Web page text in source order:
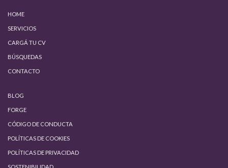
HOME
SERVICIOS
CARGÁ TU CV
BÚSQUEDAS
CONTACTO
BLOG
FORGE
CÓDIGO DE CONDUCTA
POLÍTICAS DE COOKIES
POLÍTICAS DE PRIVACIDAD
SOSTENIBILIDAD